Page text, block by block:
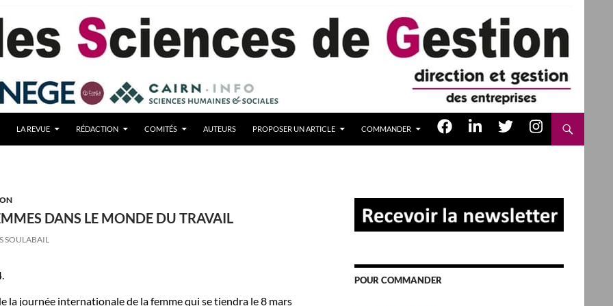
LA REVUE RÉDACTION COMITÉS AUTEURS PROPOSER UN ARTICLE COMMANDER
DANS LE MONDE DU TRAVAIL
SOULABAIL
la journée internationale de la femme qui se tiendra le 8 mars
POUR COMMANDER